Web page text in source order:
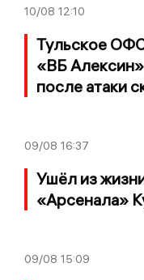
10/08 12:10
Тульское
«ВБ
после атаки
09/08 16:37
Ушёл из
«Арсенала»
09/08 15:09